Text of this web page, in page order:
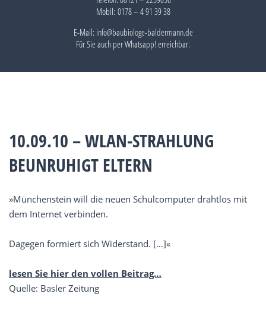
Mobil: 0178 – 4 91 39 38
E-Mail: info@baubiologe-baldermann.de
Für Sie auch perWhatsapp!erreichbar.
10.09.10 – WLAN-STRAHLUNG
BEUNRUHIGT ELTERN
»Münchenstein will die neuen Schulcomputer drahtlos mit
dem Internet verbinden.
Dagegen formiert sich Widerstand. […]«
lesen Sie hier den vollen Beitrag…
Quelle: Basler Zeitung